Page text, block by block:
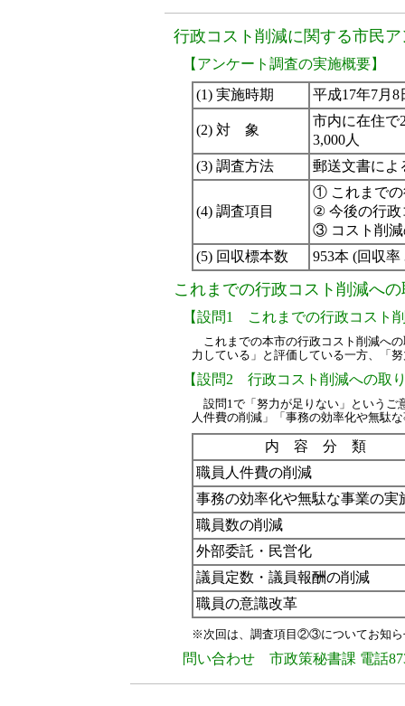
行政コスト削減に関する市民
【アンケート調査の実施概要】
(1) 実施時期
平成17年7月
(2) 対 象
市内に在住で
3,000人
(3) 調査方法
郵送文書によ
(4) 調査項目
① これまでの
② 今後の行政
③ コスト削減
(5) 回収標本数
953本 (回収率
これまでの行政コスト削減へ
【設問1 これまでの行政コスト
これまでの本市の行政コスト削減へ
力している」と評価している一方、「
【設問2 行政コスト削減への取
設問1で「努力が足りない」というご
人件費の削減」「事務の効率化や無駄
内 容 分 類
職員人件費の削減
事務の効率化や無駄な事業の実
職員数の削減
外部委託・民営化
議員定数・議員報酬の削減
職員の意識改革
※次回は、調査項目②③についてお知ら
問い合わせ 市政策秘書課 電話